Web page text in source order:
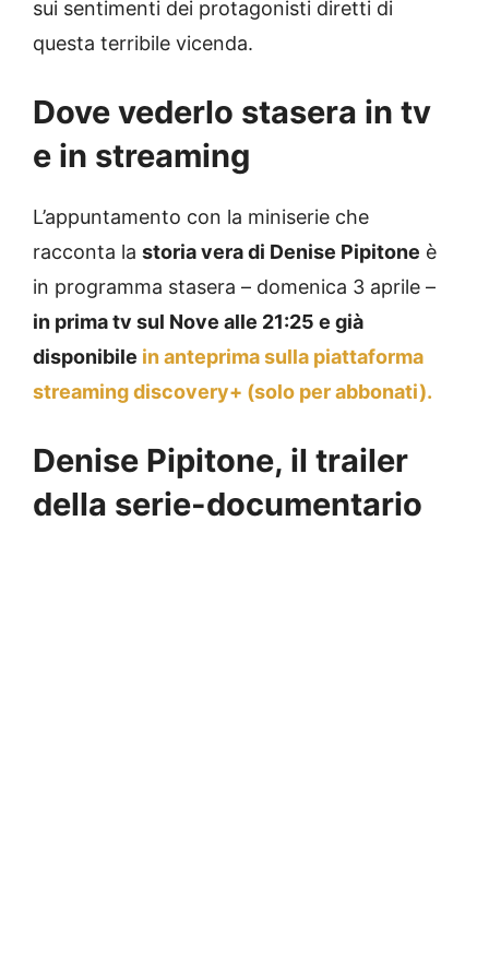
sui sentimenti dei protagonisti diretti di
questa terribile vicenda.
Dove vederlo stasera in tv
e in streaming
L’appuntamento con la miniserie che
racconta la storia vera di Denise Pipitone è
in programma stasera – domenica 3 aprile –
in prima tv sul Nove alle 21:25 e già
disponibile in anteprima sulla piattaforma
streaming discovery+ (solo per abbonati).
Denise Pipitone, il trailer
della serie-documentario